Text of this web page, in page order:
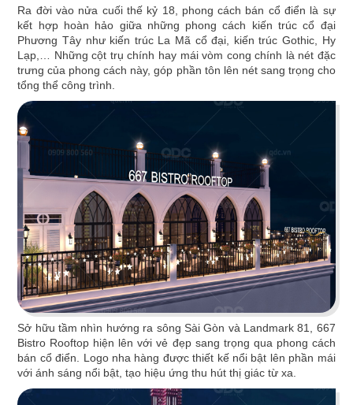
KATINAT WATERBUS
Dự án được chúng tôi hoàn thiện gấp rút trong 35
cafe - trà sữa ấn tượng
Chi tiết
Ra đời vào nửa cuối thế kỷ 18, phong cách bán cổ điển là sự
kết hợp hoàn hảo giữa những phong cách kiến trúc cổ đại
Phương Tây như kiến trúc La Mã cổ đại, kiến trúc Gothic, Hy
Lạp,… Những cột trụ chính hay mái vòm cong chính là nét đặc
trưng của phong cách này, góp phần tôn lên nét sang trọng cho
tổng thể công trình.
Sở hữu tầm nhìn hướng ra sông Sài Gòn và Landmark 81, 667
Bistro Rooftop hiện lên với vẻ đẹp sang trọng qua phong cách
bán cổ điển. Logo nha hàng được thiết kế nổi bật lên phần mái
với ánh sáng nổi bật, tạo hiệu ứng thu hút thị giác từ xa.